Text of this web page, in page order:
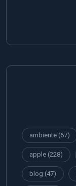
ambiente (67)
apple (228)
blog (47)